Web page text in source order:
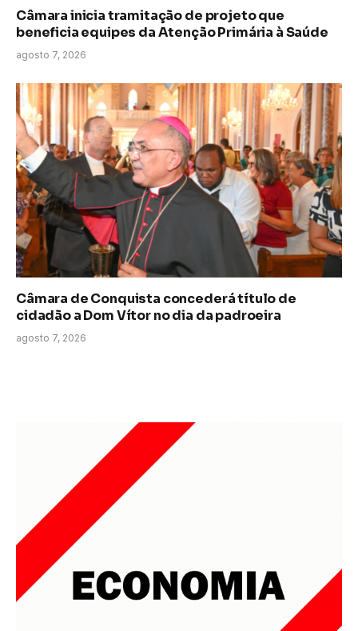
Câmara inicia tramitação de projeto que
beneficia equipes da Atenção Primária à Saúde
agosto 7, 2026
Câmara de Conquista concederá título de
cidadão a Dom Vítor no dia da padroeira
agosto 7, 2026